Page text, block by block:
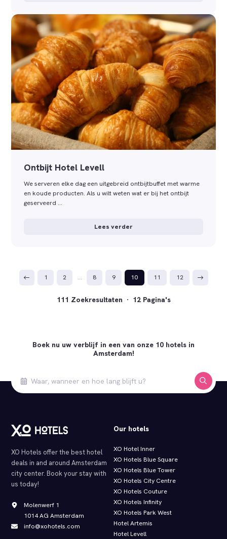
Ontbijt Hotel Levell
We serveren elke dag een uitgebreid ontbijtbuffet met warme
en koude producten. Als u wilt weten wat er bij het ontbijt
geserveerd …
Lees verder
1 2 … 8 9 10 11 12
111 Zoekresultaten · 12 Pagina's
Boek nu uw verblijf in een van onze 10 hotels in
Amsterdam!
XO Hotels offer the best hotel
deals in and around Amsterdam
city center. Book your stay with
us today!
Molenwerf 1
1014 AG Amsterdam
info@xohotels.com
Our hotels
XO Hotel Inner
XO Hotels Blue Square
XO Hotels Blue Tower
XO Hotels City Centre
XO Hotels Couture
XO Hotels Infinity
XO Hotels Park West
Hotel Artemis
Hotel Levell